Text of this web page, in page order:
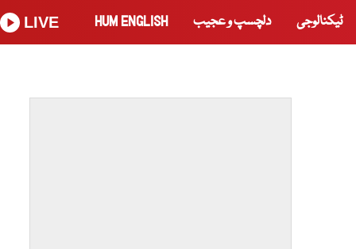
ٹیکنالوجی دلچسپ و عجیب HUM ENGLISH
LIVE